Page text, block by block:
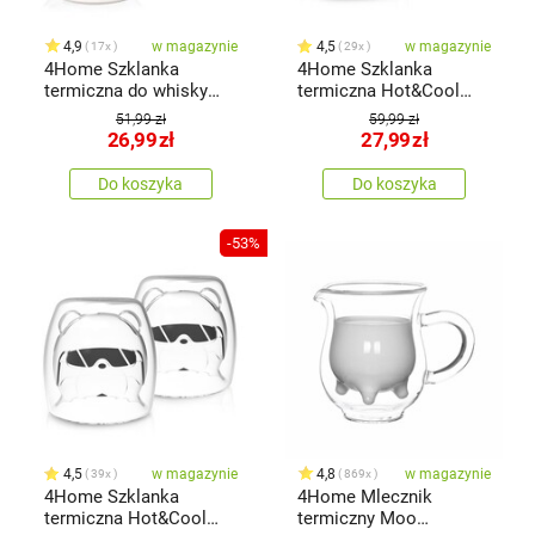
4,9 17x w magazynie
4Home Szklanka
termiczna do whisky
Hot&Cool 340 ml, 2 szt.
51,99 zł
26,99zł
Do koszyka
4,5 29x w magazynie
4Home Szklanka
termiczna Hot&Cool
Happy Cow 210 ml, 2
59,99 zł
27,99zł
Do koszyka
-53%
4,5 39x w magazynie
4Home Szklanka
termiczna Hot&Cool
4,8 869x w magazynie
4Home Mlecznik
termiczny Moo